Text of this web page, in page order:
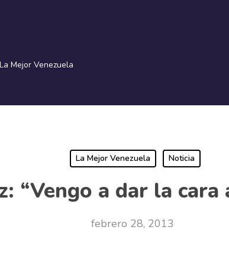
La Mejor Venezuela
La Mejor Venezuela Noticia
“Vengo a dar la
febrero 28, 2013